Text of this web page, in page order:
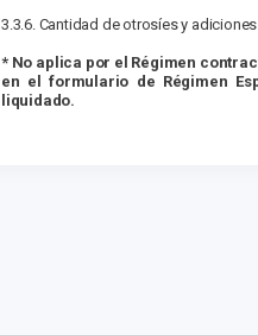
3.3.6. Cantidad de otrosíes y
* No aplica por el Régimen
en el formulario de Régimen
liquidado.